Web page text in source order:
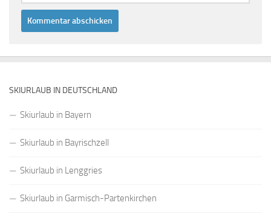
SKIURLAUB IN DEUTSCHLAND
Skiurlaub in Bayern
Skiurlaub in Bayrischzell
Skiurlaub in Lenggries
Skiurlaub in Garmisch-Partenkirchen